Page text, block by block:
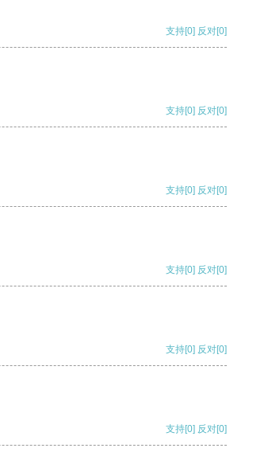
支持[0] 反对[0]
支持[0] 反对[0]
支持[0] 反对[0]
支持[0] 反对[0]
支持[0] 反对[0]
支持[0] 反对[0]